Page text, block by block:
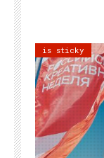
is sticky